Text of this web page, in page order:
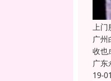
上门
广州
收也
广东
19-